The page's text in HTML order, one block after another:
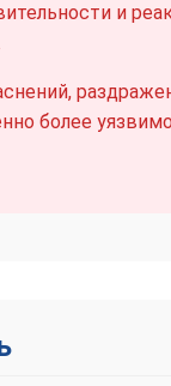
и
более